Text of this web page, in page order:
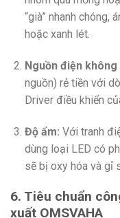
“già” nhanh chóng,
hoặc xanh lét.
Nguồn điện không
nguồn) rẻ tiền với
Driver điều khiển
Độ ẩm: Với tranh
dùng loại LED có
sẽ bị oxy hóa và gỉ
6. Tiêu chuẩn
xuất OMSVAHA